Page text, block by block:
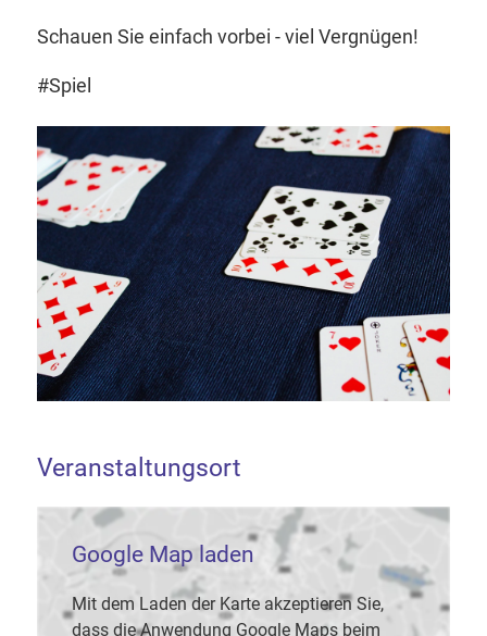
Schauen Sie einfach vorbei - viel Vergnügen!
#Spiel
Veranstaltungsort
Google Map laden
Mit dem Laden der Karte akzeptieren Sie,
dass die Anwendung Google Maps beim